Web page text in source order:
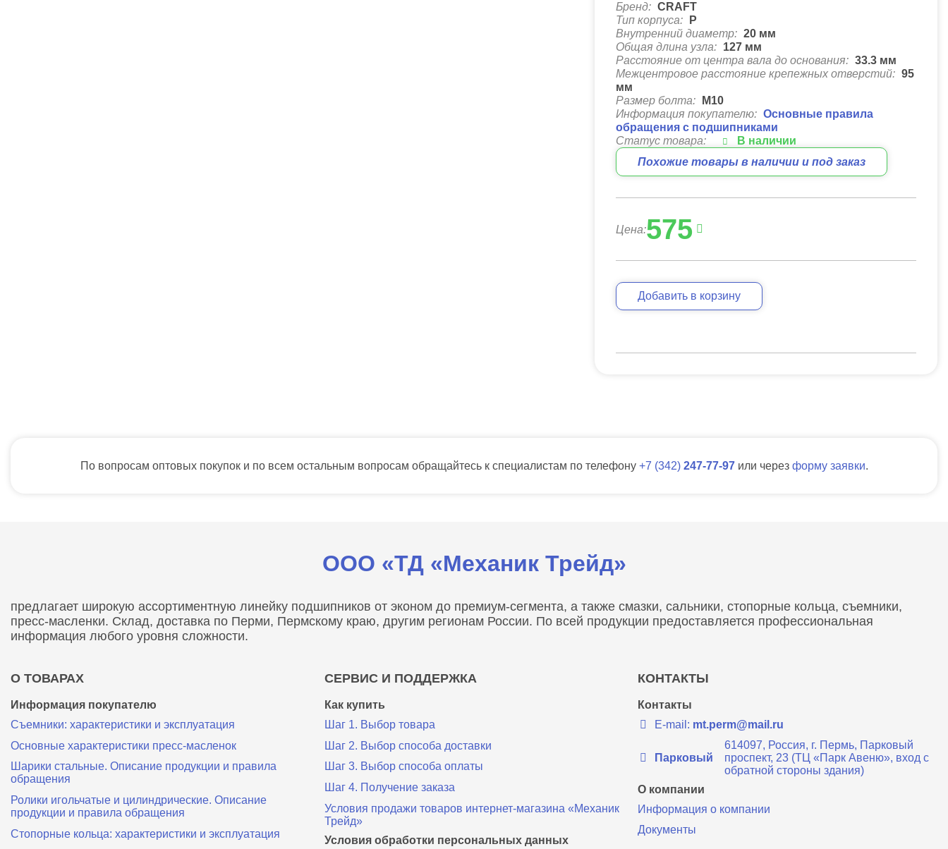
Бренд: CRAFT
Тип корпуса:
P
Внутренний диаметр: 20 мм
Общая длина узла: 127 мм
Расстояние от центра вала до основания: 33.3 мм
Межцентровое расстояние крепежных отверстий: 95
мм
Размер болта:
М10
Информация покупателю: Основные правила
обращения с подшипниками
Статус товара:
В наличии
Похожие товары в наличии и под заказ
Цена:575
Добавить в корзину
По вопросам оптовых покупок и по всем остальным вопросам обращайтесь к специалистам по телефону 7 342 247-77-97 или через форму заявки.
ООО «ТД «Механик Трейд»
предлагает широкую ассортиментную линейку подшипников от эконом до премиум-сегмента, а также смазки, сальники, стопорные кольца, съемники,
пресс-масленки. Склад, доставка по Перми, Пермскому краю, другим регионам России. По всей продукции предоставляется профессиональная
информация любого уровня сложности.
О ТОВАРАХ
Информация покупателю
Съемники: характеристики и эксплуатация
Основные характеристики пресс‑масленок
Шарики стальные. Описание продукции и правила
обращения
Ролики игольчатые и цилиндрические. Описание
продукции и правила обращения
Стопорные кольца: характеристики и эксплуатация
СЕРВИС И ПОДДЕРЖКА
Как купить
Шаг 1. Выбор товара
Шаг 2. Выбор способа доставки
Шаг 3. Выбор способа оплаты
Шаг 4. Получение заказа
Условия продажи товаров интернет-магазина «Механик
Трейд»
Условия обработки персональных данных
КОНТАКТЫ
Контакты
E-mail: mt.perm@mail.ru
Парковый
614097, Россия, г. Пермь, Парковый
проспект, 23 (ТЦ «Парк Авеню», вход с
обратной стороны здания)
О компании
Информация о компании
Документы